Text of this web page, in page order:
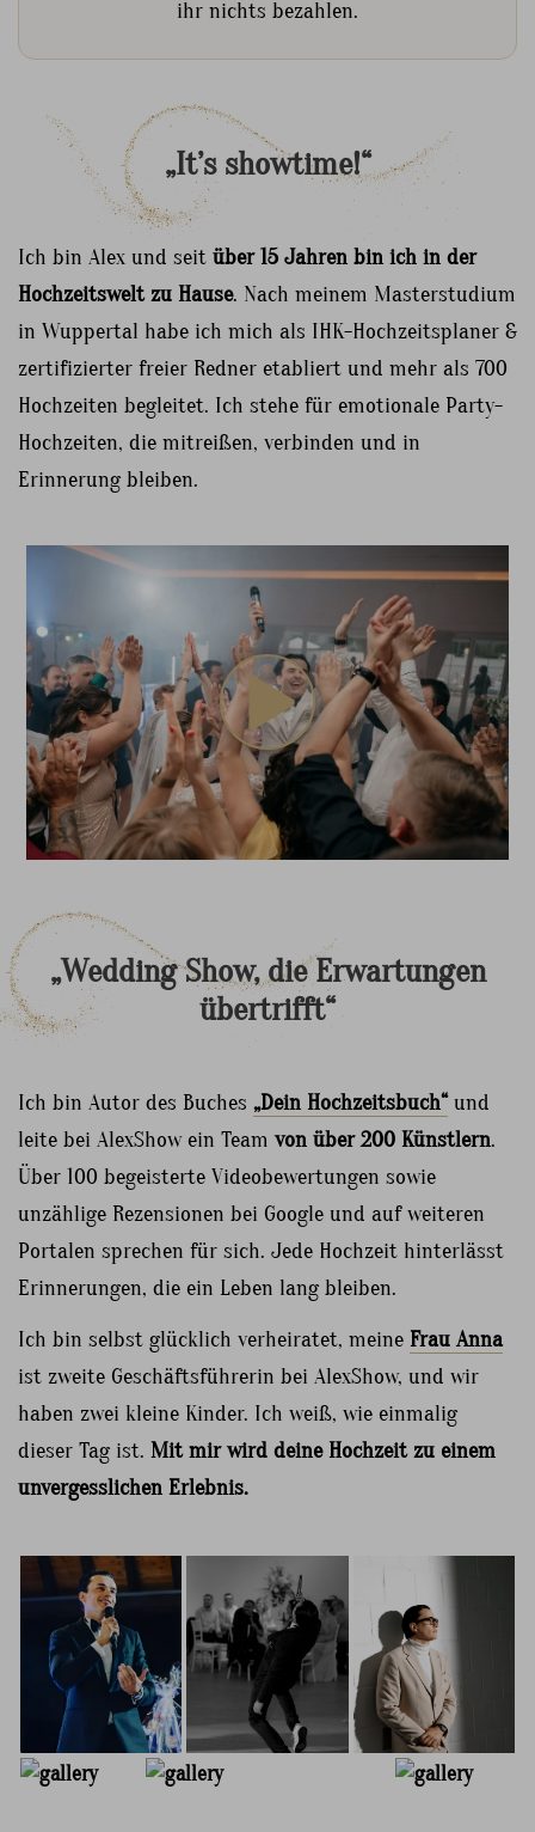
ihr nichts bezahlen.
„It’s showtime!“
Ich bin Alex und seit über 15 Jahren bin ich in der
Hochzeitswelt zu Hause. Nach meinem Masterstudium
in Wuppertal habe ich mich als IHK-Hochzeitsplaner &
zertifizierter freier Redner etabliert und mehr als 700
Hochzeiten begleitet. Ich stehe für emotionale Party-
Hochzeiten, die mitreißen, verbinden und in
Erinnerung bleiben.
„Wedding Show, die Erwartungen
übertrifft“
Ich bin Autor des Buches „Dein Hochzeitsbuch“und
leite bei AlexShow ein Teamvon über 200 Künstlern.
Über 100 begeisterte Videobewertungen sowie
unzählige Rezensionen bei Google und auf weiteren
Portalen sprechen für sich. Jede Hochzeit hinterlässt
Erinnerungen, die ein Leben lang bleiben.
Ich bin selbst glücklich verheiratet, meine Frau Anna
ist zweite Geschäftsführerin bei AlexShow, und wir
haben zwei kleine Kinder. Ich weiß, wie einmalig
dieser Tag ist. Mit mir wird deine Hochzeit zu einem
unvergesslichen Erlebnis.